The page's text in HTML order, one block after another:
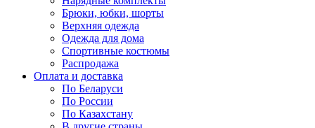
Брюки, юбки, шорты
Верхняя одежда
Одежда для дома
Спортивные костюмы
Распродажа
Оплата и доставка
По Беларуси
По России
По Казахстану